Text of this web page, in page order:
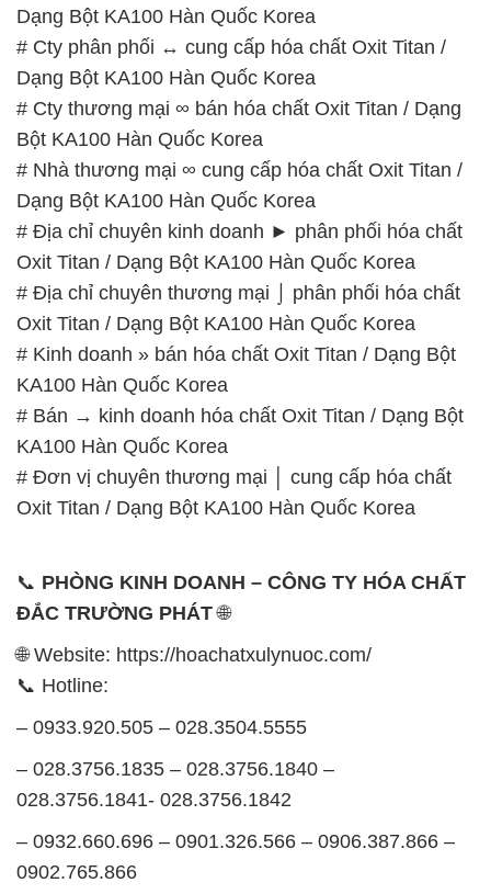
Dạng Bột KA100 Hàn Quốc Korea
# Cty phân phối ↔ cung cấp hóa chất Oxit Titan /
Dạng Bột KA100 Hàn Quốc Korea
# Cty thương mại ∞ bán hóa chất Oxit Titan / Dạng
Bột KA100 Hàn Quốc Korea
# Nhà thương mại ∞ cung cấp hóa chất Oxit Titan /
Dạng Bột KA100 Hàn Quốc Korea
# Địa chỉ chuyên kinh doanh ► phân phối hóa chất
Oxit Titan / Dạng Bột KA100 Hàn Quốc Korea
# Địa chỉ chuyên thương mại ⌡ phân phối hóa chất
Oxit Titan / Dạng Bột KA100 Hàn Quốc Korea
# Kinh doanh » bán hóa chất Oxit Titan / Dạng Bột
KA100 Hàn Quốc Korea
# Bán → kinh doanh hóa chất Oxit Titan / Dạng Bột
KA100 Hàn Quốc Korea
# Đơn vị chuyên thương mại │ cung cấp hóa chất
Oxit Titan / Dạng Bột KA100 Hàn Quốc Korea
📞 PHÒNG KINH DOANH – CÔNG TY HÓA CHẤT
ĐẮC TRƯỜNG PHÁT🌐
🌐 Website: https://hoachatxulynuoc.com/
📞 Hotline:
– 0933.920.505 – 028.3504.5555
– 028.3756.1835 – 028.3756.1840 –
028.3756.1841- 028.3756.1842
– 0932.660.696 – 0901.326.566 – 0906.387.866 –
0902.765.866